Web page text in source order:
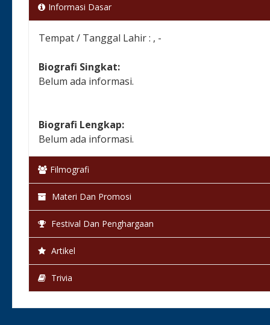
Informasi Dasar
Tempat / Tanggal Lahir : , -
Biografi Singkat:
Belum ada informasi.
Biografi Lengkap:
Belum ada informasi.
Filmografi
Materi Dan Promosi
Festival Dan Penghargaan
Artikel
Trivia